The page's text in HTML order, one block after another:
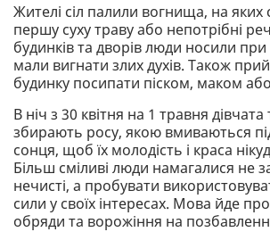
Жителі сіл палили вогнища, на
першу суху траву або непотрібні
будинків та дворів люди носили при
мали вигнати злих духів. Також
будинку посипати піском, маком
В ніч з 30 квітня на 1 травня
збирають росу, якою вмиваються
сонця, щоб їх молодість і краса
Більш сміливі люди намагалися не
нечисті, а пробувати
сили у своїх інтересах. Мова йде
обряди та ворожіння на